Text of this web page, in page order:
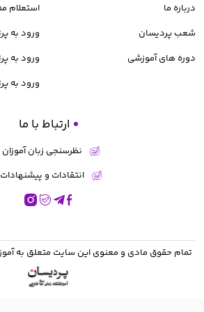
درباره ما
شعب پردیسان
دوره های آموزشی
استعلام
ورود به
ورود به
ورود به
ارتباط با ما
نظرسنجی زبان آموزان
انتقادات و پیشنهادات
تمام حقوق مادی و معنوی این سایت متعلق به